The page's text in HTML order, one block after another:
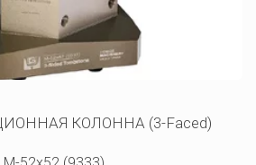
КОЛОННА (3-Faced)